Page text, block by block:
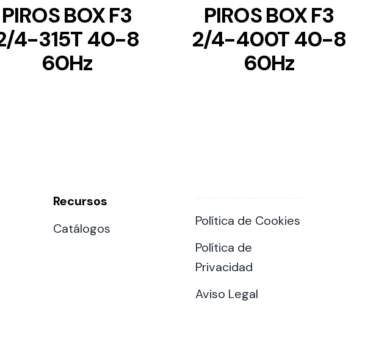
PIROS BOX F3
4-315T 40-8
60Hz
PIROS BOX F3
2/4-400T 40-8
60Hz
Recursos
Catálogos
Política de Cookies
Política de
Privacidad
Aviso Legal